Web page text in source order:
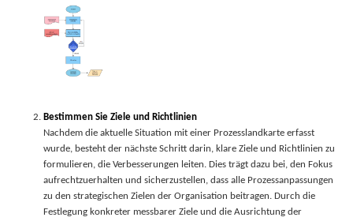
Bestimmen Sie Ziele und Richtlinien
Nachdem die aktuelle Situation mit einer Prozesslandkarte erfasst
wurde, besteht der nächste Schritt darin, klare Ziele und Richtlinien zu
formulieren, die Verbesserungen leiten. Dies trägt dazu bei, den Fokus
aufrechtzuerhalten und sicherzustellen, dass alle Prozessanpassungen
zu den strategischen Zielen der Organisation beitragen. Durch die
Festlegung konkreter messbarer Ziele und die Ausrichtung der